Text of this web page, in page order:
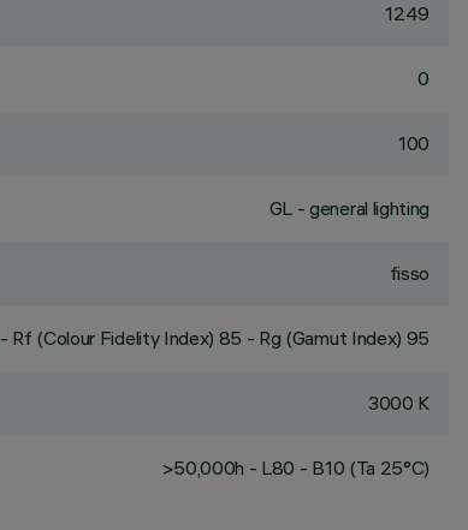
1249
0
100
GL - general lighting
fisso
- Rf (Colour Fidelity Index) 85 - Rg (Gamut Index) 95
3000 K
>50,000h - L80 - B10 (Ta 25°C)